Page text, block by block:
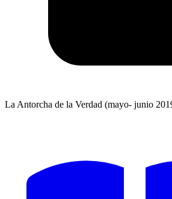
La Antorcha de la Verdad (mayo- junio